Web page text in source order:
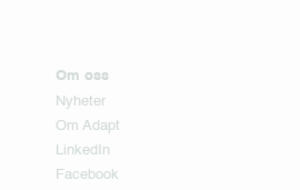
Om oss
Nyheter
Om Adapt
LinkedIn
Facebook